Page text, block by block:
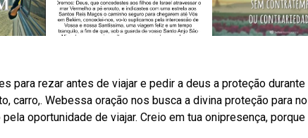
para rezar antes de viajar e pedir a deus a proteção
carro,. Webessa oração nos busca a divina proteção para
oportunidade de viajar. Creio em tua onipresença, porque